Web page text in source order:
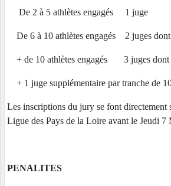
De 2 à 5 athlètes engagés 1 juge
De 6 à 10 athlètes engagés 2 juges dont
+ de 10 athlètes engagés 3 juges dont
+ 1 juge supplémentaire par tranche de
Les inscriptions du jury se font directement
Ligue des Pays de la Loire avant le Jeudi 7
PENALITES